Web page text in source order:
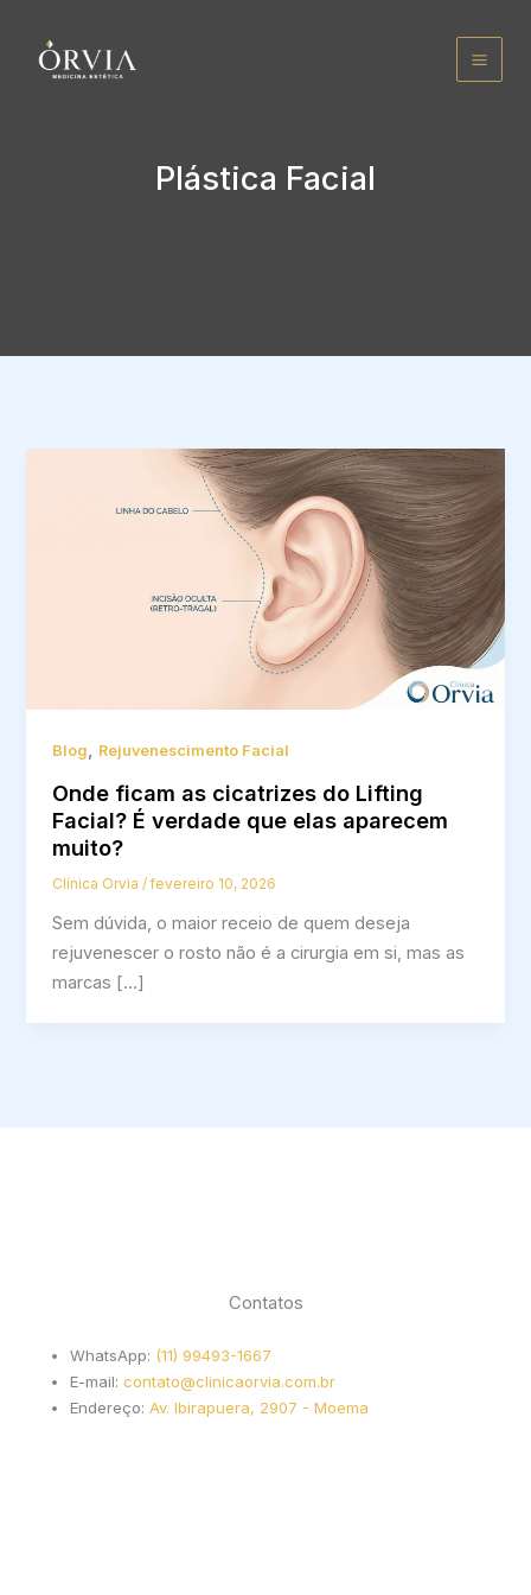
Plástica Facial
Blog, Rejuvenescimento Facial
Onde ficam as cicatrizes do Lifting
Facial? É verdade que elas aparecem
muito?
Clínica Orvia /fevereiro 10, 2026
Sem dúvida, o maior receio de quem deseja
rejuvenescer o rosto não é a cirurgia em si, mas as
marcas […]
Contatos
WhatsApp: (11) 99493-1667
E-mail: contato@clinicaorvia.com.br
Endereço: Av. Ibirapuera, 2907 - Moema